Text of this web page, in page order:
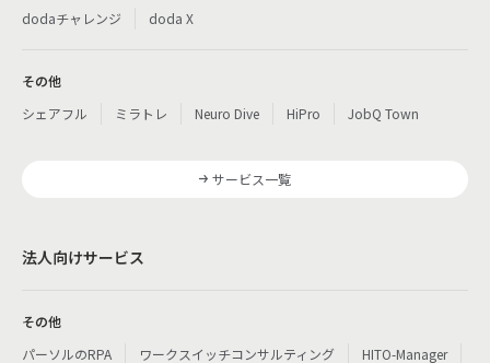
dodaチャレンジ
doda X
その他
シェアフル
ミラトレ Neuro Dive HiPro JobQ Town
サービス一覧
法人向けサービス
その他
パーソルのRPA
ワークスイッチコンサルティング HITO-Manager